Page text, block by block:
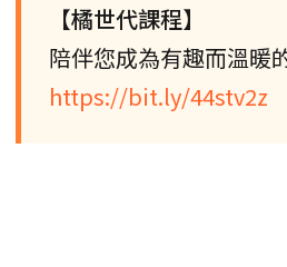
【橘世代課程】
陪伴您成為有趣而溫暖
https://bit.ly/44stv2z